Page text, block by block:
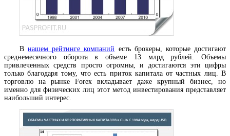
Внашем рейтинге компаний есть брокеры, которые достигают
среднемесячного оборота в объеме 13 млрд рублей. Объемы
привлеченных средств просто огромны, и достигаются эти цифры
только благодаря тому, что есть приток капитала от частных лиц. В
торговлю на рынке Forex вкладывает даже крупный бизнес, но
именно для физических лиц этот метод инвестирования представляет
наибольший интерес.